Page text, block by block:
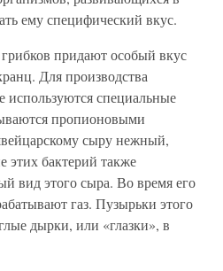
ему специфический вкус.
придают особый вкус
Для производства
используются специальные
пропионовыми
сыру нежный,
этих бактерий также
вид этого сыра. Во время его
газ. Пузырьки этого
дырки, или «глазки», в